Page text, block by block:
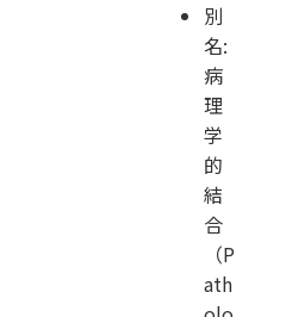
別
名:
病
理
学
的
結
合
（P
ath